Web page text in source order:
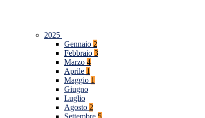
2025
Gennaio 2
Febbraio 3
Marzo 4
Aprile 1
Maggio 1
Giugno
Luglio
Agosto 2